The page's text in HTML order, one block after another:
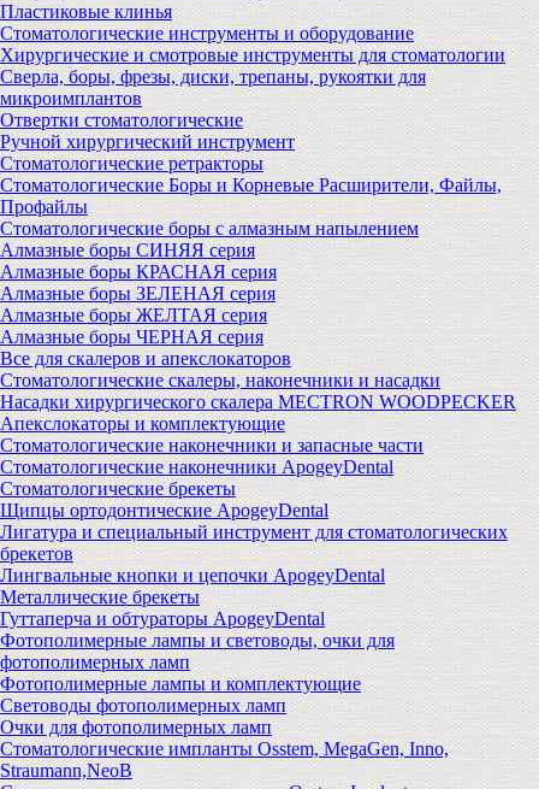
Пластиковые клинья
Стоматологические инструменты и оборудование
Хирургические и смотровые инструменты для стоматологии
Сверла, боры, фрезы, диски, трепаны, рукоятки для
микроимплантов
Отвертки стоматологические
Ручной хирургический инструмент
Стоматологические ретракторы
Стоматологические Боры и Корневые Расширители, Файлы,
Профайлы
Стоматологические боры с алмазным напылением
Алмазные боры СИНЯЯ серия
Алмазные боры КРАСНАЯ серия
Алмазные боры ЗЕЛЕНАЯ серия
Алмазные боры ЖЕЛТАЯ серия
Алмазные боры ЧЕРНАЯ серия
Все для скалеров и апекслокаторов
Стоматологические скалеры, наконечники и насадки
Насадки хирургического скалера MECTRON WOODPECKER
Апекслокаторы и комплектующие
Стоматологические наконечники и запасные части
Стоматологические наконечники ApogeyDental
Стоматологические брекеты
Щипцы ортодонтические ApogeyDental
Лигатура и специальный инструмент для стоматологических
брекетов
Лингвальные кнопки и цепочки ApogeyDental
Металлические брекеты
Гуттаперча и обтураторы ApogeyDental
Фотополимерные лампы и световоды, очки для
фотополимерных ламп
Фотополимерные лампы и комплектующие
Световоды фотополимерных ламп
Очки для фотополимерных ламп
Стоматологические импланты Osstem, MegaGen, Inno,
Straumann,NeoB